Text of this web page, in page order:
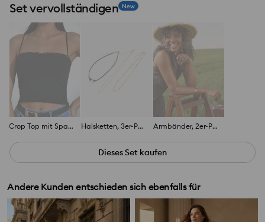
Set vervollständigen New
Crop Top mit Spaghettiträgern Halsketten, 3er-Pack Armbänder, 2er-Pack
Dieses Set kaufen
Andere Kunden entschieden sich ebenfalls für